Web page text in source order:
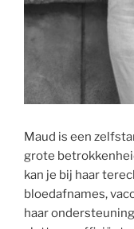
Maud is een
grote
kan je bij haar
bloedafnames,
haar